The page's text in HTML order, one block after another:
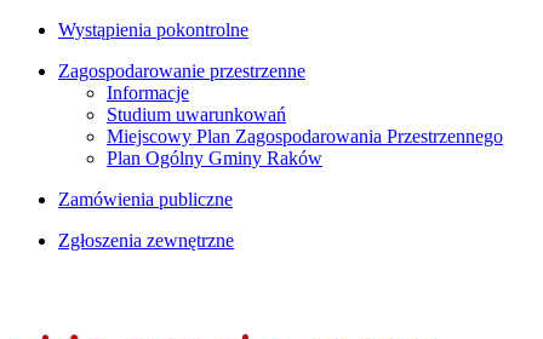
Wystąpienia pokontrolne
Zagospodarowanie przestrzenne
Informacje
Studium uwarunkowań
Miejscowy Plan Zagospodarowania Przestrzennego
Plan Ogólny Gminy Raków
Zamówienia publiczne
Zgłoszenia zewnętrzne